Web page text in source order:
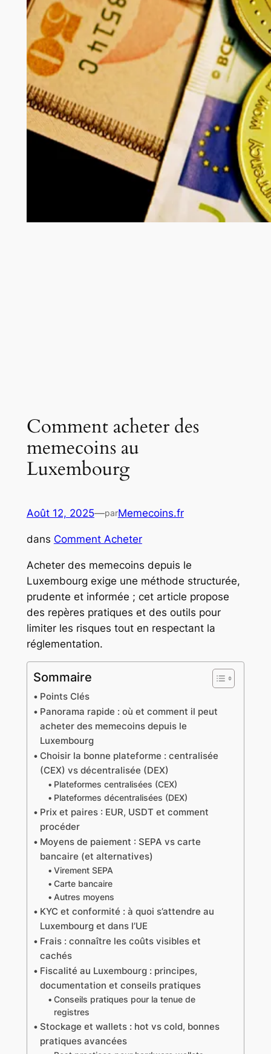
Comment acheter des
memecoins au
Luxembourg
Août 12, 2025—parMemecoins.fr
dans Comment Acheter
Acheter des memecoins depuis le
Luxembourg exige une méthode structurée,
prudente et informée ; cet article propose
des repères pratiques et des outils pour
limiter les risques tout en respectant la
réglementation.
Sommaire
Points Clés
Panorama rapide : où et comment il peut
acheter des memecoins depuis le
Luxembourg
Choisir la bonne plateforme : centralisée
(CEX) vs décentralisée (DEX)
Plateformes centralisées (CEX)
Plateformes décentralisées (DEX)
Prix et paires : EUR, USDT et comment
procéder
Moyens de paiement : SEPA vs carte
bancaire (et alternatives)
Virement SEPA
Carte bancaire
Autres moyens
KYC et conformité : à quoi s’attendre au
Luxembourg et dans l’UE
Frais : connaître les coûts visibles et
cachés
Fiscalité au Luxembourg : principes,
documentation et conseils pratiques
Conseils pratiques pour la tenue de
registres
Stockage et wallets : hot vs cold, bonnes
pratiques avancées